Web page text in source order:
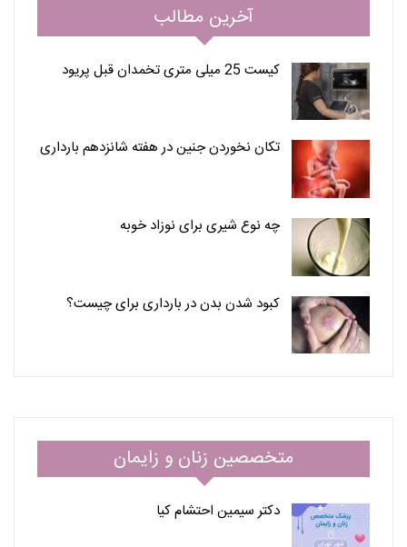
آخرین مطالب
کیست 25 میلی متری تخمدان قبل پریود
تکان نخوردن جنین در هفته شانزدهم بارداری
چه نوع شیری برای نوزاد خوبه
کبود شدن بدن در بارداری برای چیست؟
متخصصین زنان و زایمان
دکتر سیمین احتشام کیا